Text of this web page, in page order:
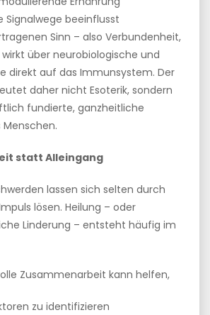
Signalwege beeinflusst
Sinn – also Verbundenheit,
über neurobiologische und
direkt auf das Immunsystem. Der
daher nicht Esoterik, sondern
fundierte, ganzheitliche
statt Alleingang
lassen sich selten durch
lösen. Heilung – oder
Linderung – entsteht häufig im
Zusammenarbeit kann helfen,
zu identifizieren